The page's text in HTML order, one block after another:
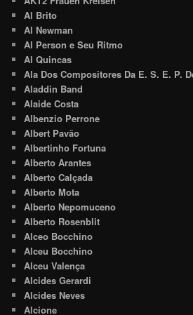
Al Brito
Al Newman
Al Person e Seu Ritmo
Al Quincas
Ala Dos Compositores Da E. S. E. P.
Aladdin Band
Alaide Costa
Albenzio Perrone
Albert Pavão
Albertinho Fortuna
Alberto Arantes
Alberto Calçada
Alberto Mota
Alberto Nepomuceno
Alberto Rosenblit
Alceo Bocchino
Alceu Bocchino
Alceu Valença
Alcides Gerardi
Alcides Neves
Alcione